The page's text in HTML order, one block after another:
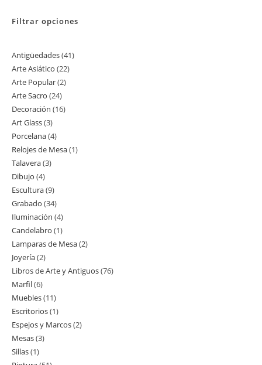
Filtrar opciones
Antigüedades 4141
Arte Asiático 2222
Arte Popular 22
Arte Sacro 2424
productos
Decoración 1616
Art Glass 33
productos
Porcelana 44
productos
Relojes de Mesa 11
Talavera 33
Dibujo 44
productos
Escultura 99
productos
Grabado 3434
productos
Iluminación 44
productos
Candelabro 11
producto
Lamparas de Mesa 22
Joyería 22
productos
Libros de Arte y Antiguos 7676
Marfil 66
productos
Muebles 1111
productos
Escritorios 11
producto
Espejos y Marcos 22
Mesas 33
Sillas 11